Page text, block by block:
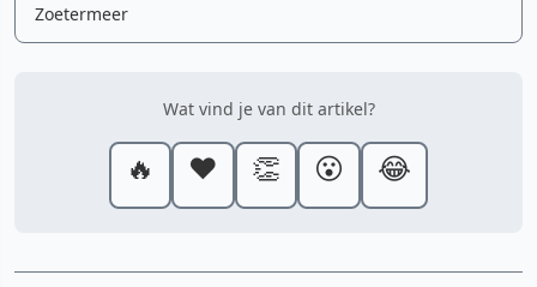
Zoetermeer
Wat vind je van dit artikel?
🔥 ❤️ 👏 😮 😂